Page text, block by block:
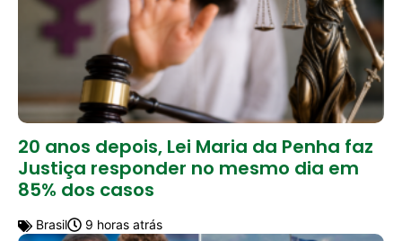
20 anos depois, Lei Maria da Penha faz
Justiça responder no mesmo dia em
85% dos casos
Brasil 9 horas atrás